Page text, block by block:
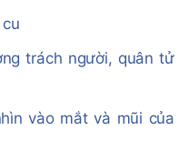
trách người, quân tử
vào mắt và mũi của